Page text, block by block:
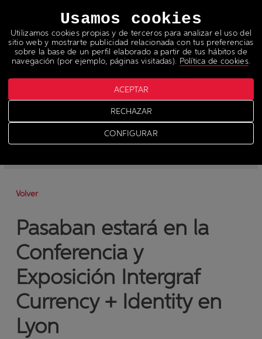
Noticias > News
Volver
Pasaban estará en la
Conferencia y
Exposición Intergraf
Currency + Identity en
Lyon
Usamos cookies
Utilizamos cookies propias y de terceros para analizar el uso del
sitio web y mostrarte publicidad relacionada con tus preferencias
sobre la base de un perfil elaborado a partir de tus hábitos de
navegación (por ejemplo, páginas visitadas). Política de cookies.
CONFIGURAR
RECHAZAR
ACEPTAR